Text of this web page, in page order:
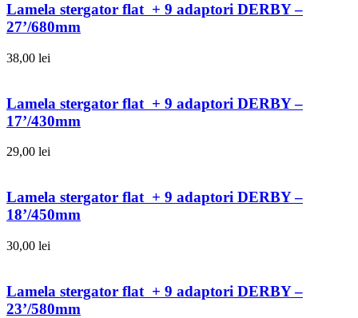
Lamela stergator flat + 9 adaptori DERBY –
27’/680mm
38,00 lei
Lamela stergator flat + 9 adaptori DERBY –
17’/430mm
29,00 lei
Lamela stergator flat + 9 adaptori DERBY –
18’/450mm
30,00 lei
Lamela stergator flat + 9 adaptori DERBY –
23’/580mm